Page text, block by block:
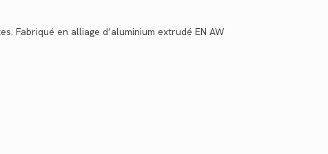
Fabriqué en alliage d’aluminium extrudé EN AW